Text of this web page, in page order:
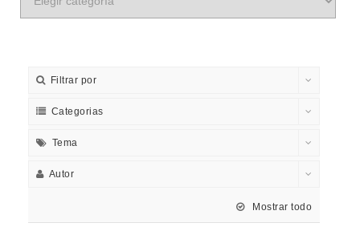
Filtrar por
Categorias
Tema
Autor
Mostrar todo